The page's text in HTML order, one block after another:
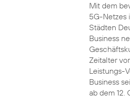
Mit dem
5G-Netzes
Städten
Business
Zeitalter
Leistungs-
Business
ab dem 12.